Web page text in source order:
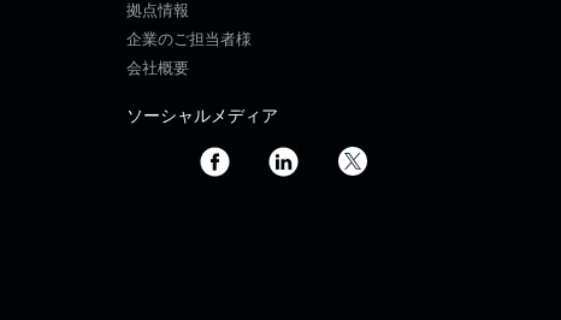
拠点情報
企業のご担当者様
会社概要
ソーシャルメディア